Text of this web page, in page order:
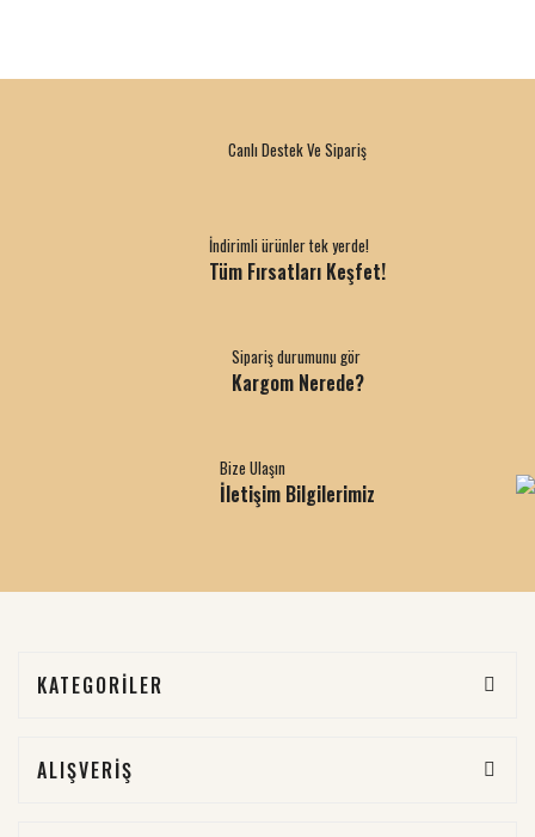
Canlı Destek Ve Sipariş
İndirimli ürünler tek yerde!
Tüm Fırsatları Keşfet!
Sipariş durumunu gör
Kargom Nerede?
Bize Ulaşın
İletişim Bilgilerimiz
KATEGORİLER
ALIŞVERİŞ